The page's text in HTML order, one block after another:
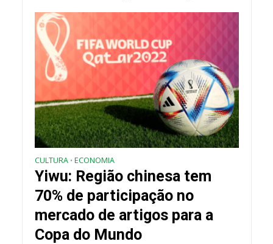
CULTURA • ECONOMIA
Yiwu: Região chinesa tem
70% de participação no
mercado de artigos para a
Copa do Mundo